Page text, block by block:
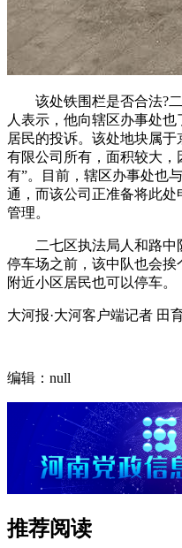
该处铁围栏是否合法?二
人表示，他向辖区办事处
居民的投诉。该处地块属
有限公司所有，面积较大，
有”。目前，辖区办事处也
通，而该公司正准备将此
管理。
二七区执法局人和路中
停车场之前，该中队也会挨
附近小区居民也可以停车。
大河报·大河客户端记者 田
编辑：null
推荐阅读